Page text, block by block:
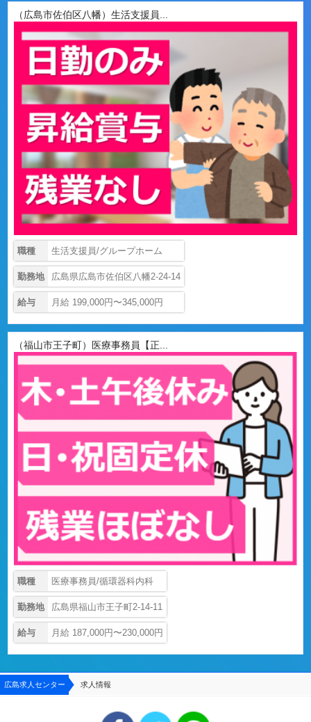
（広島市佐伯区八幡）生活支援員...
職種 生活支援員/グループホーム
勤務地 広島県広島市佐伯区八幡2-24-14
給与 月給 199,000円〜345,000円
（福山市王子町）医療事務員【正...
職種 医療事務員/循環器科内科
勤務地 広島県福山市王子町2-14-11
給与 月給 187,000円〜230,000円
広島求人センター 求人情報